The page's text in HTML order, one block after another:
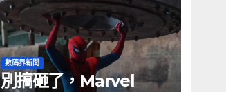
數碼界新聞
別搞砸了，Marvel